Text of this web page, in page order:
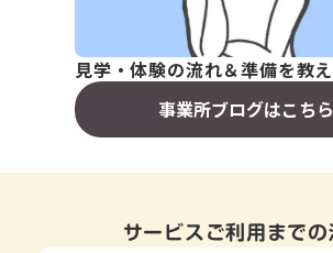
見学・体験の流れ＆準備を教
事業所ブログはこちら
サービスご利用まで